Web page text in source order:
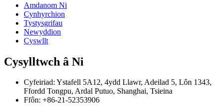
Amdanom Ni
Cynhyrchion
Tystysgrifau
Newyddion
Cyswllt
Cysylltwch â Ni
Cyfeiriad: Ystafell 5A12, 4ydd Llawr, Adeilad 5, Lôn 1343,
Ffordd Tongpu, Ardal Putuo, Shanghai, Tsieina
Ffôn: +86-21-52353906